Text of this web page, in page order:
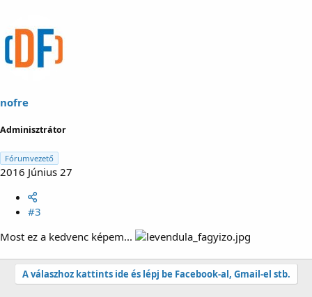
nofre
Adminisztrátor
Fórumvezető
2016 Június 27
#3
Most ez a kedvenc képem...
A válaszhoz kattints ide és lépj be Facebook-al, Gmail-el stb.